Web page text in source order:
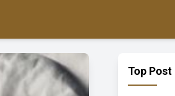
Top Post